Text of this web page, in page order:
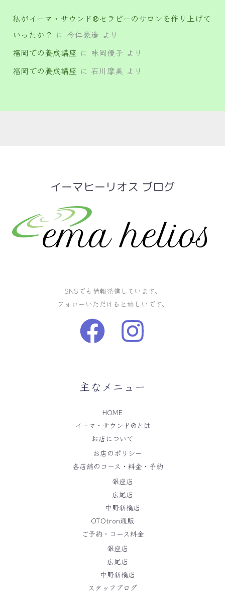
私がイーマ・サウンド®セラピーのサロンを作り上げて
いったか？ に 今仁豪造 より
福岡での養成講座 に 味岡優子 より
福岡での養成講座 に 石川摩美 より
イーマヒーリオス ブログ
SNSでも情報発信しています。
フォローいただけると嬉しいです。
主なメニュー
HOME
イーマ・サウンド®️とは
お店について
お店のポリシー
各店舗のコース・料金・予約
銀座店
広尾店
中野新橋店
OTOtron通販
ご予約・コース料金
銀座店
広尾店
中野新橋店
スタッフブログ